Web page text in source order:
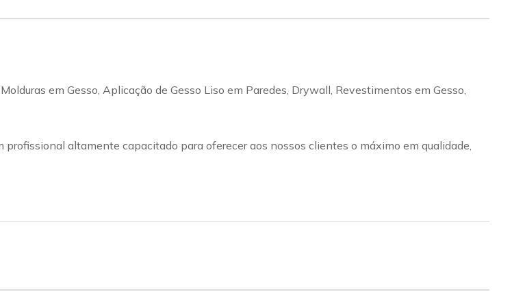
em Gesso, Aplicação de Gesso Liso em Paredes, Drywall, Revestimentos em Gesso,
altamente capacitado para oferecer aos nossos clientes o máximo em qualidade,